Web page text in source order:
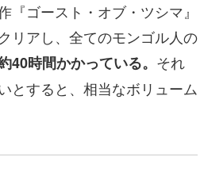
『ゴースト・オブ・ツシマ』
リアし、全てのモンゴル人の
40時間かかっている。 それ
とすると、相当なボリューム